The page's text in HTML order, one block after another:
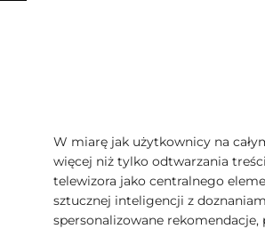
W miarę jak użytkownicy na
więcej niż tylko odtwarzania
telewizora jako centralnego
sztucznej inteligencji z
spersonalizowane rekomendacje,